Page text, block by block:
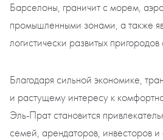
Барселоны, граничит с морем,
промышленными зонами, а также
логистически развитых
Благодаря сильной экономике,
и растущему интересу к
Эль-Прат становится
семей, арендаторов, инвесторов и